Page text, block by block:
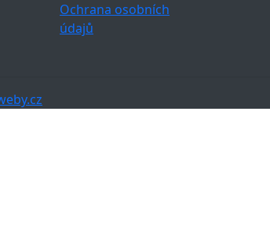
Ochrana osobních
údajů